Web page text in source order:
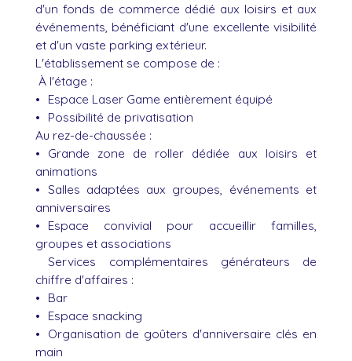
d'un fonds de commerce dédié aux loisirs et aux
événements, bénéficiant d'une excellente visibilité
et d'un vaste parking extérieur.
L'établissement se compose de :
À l'étage :
Espace Laser Game entièrement équipé
Possibilité de privatisation
Au rez-de-chaussée :
Grande zone de roller dédiée aux loisirs et
animations
Salles adaptées aux groupes, événements et
anniversaires
Espace convivial pour accueillir familles,
groupes et associations
Services complémentaires générateurs de
chiffre d'affaires :
Bar
Espace snacking
Organisation de goûters d'anniversaire clés en
main